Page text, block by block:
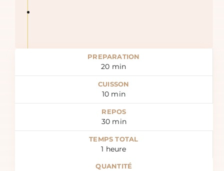
PREPARATION
20 min
CUISSON
10 min
REPOS
30 min
TEMPS TOTAL
1 heure
QUANTITÉ